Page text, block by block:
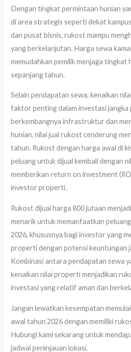
Dengan tingkat permintaan hunian
di area strategis seperti dekat
dan pusat bisnis, rukost mampu
yang berkelanjutan. Harga sewa
memudahkan pemilik menjaga
sepanjang tahun.
Selain pendapatan sewa, kenaikan
faktor penting dalam investasi jangka
berkembangnya infrastruktur dan
hunian, nilai jual rukost cenderung
tahun. Rukost dengan harga awal di
peluang untuk dijual kembali dengan
memberikan return on investment
investor properti.
Rukost dijual harga 800 jutaan
menarik untuk memanfaatkan
2026, khususnya bagi investor yang
properti dengan potensi keuntungan
Kombinasi antara pendapatan sewa
kenaikan nilai properti menjadikan
investasi yang relatif aman dan
Jangan lewatkan kesempatan
awal tahun 2026 dengan memiliki
Hubungi kami sekarang untuk
jadwal peninjauan lokasi.